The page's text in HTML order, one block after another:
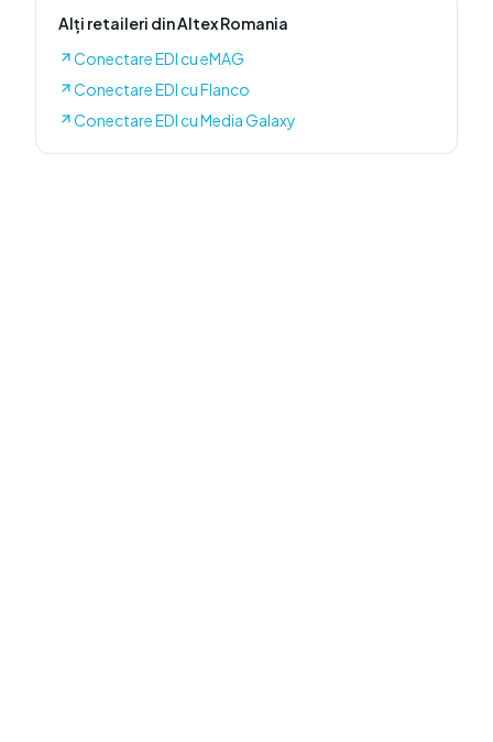
Alți retaileri din Altex Romania
Conectare EDI cueMAG
Conectare EDI cuFlanco
Conectare EDI cuMedia Galaxy